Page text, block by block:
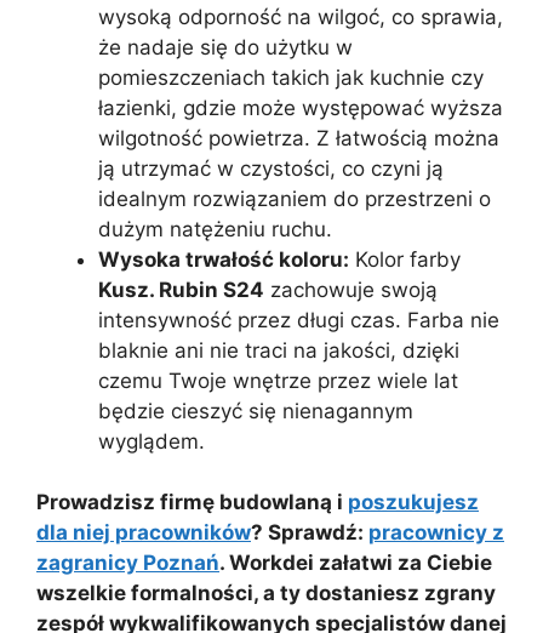
wysoką odporność na wilgoć, co sprawia,
że nadaje się do użytku w
pomieszczeniach takich jak kuchnie czy
łazienki, gdzie może występować wyższa
wilgotność powietrza. Z łatwością można
ją utrzymać w czystości, co czyni ją
idealnym rozwiązaniem do przestrzeni o
dużym natężeniu ruchu.
Wysoka trwałość koloru: Kolor farby
Kusz. Rubin S24 zachowuje swoją
intensywność przez długi czas. Farba nie
blaknie ani nie traci na jakości, dzięki
czemu Twoje wnętrze przez wiele lat
będzie cieszyć się nienagannym
wyglądem.
Prowadzisz firmę budowlaną i poszukujesz
dla niej pracowników? Sprawdź: pracownicy z
zagranicy Poznań. Workdei załatwi za Ciebie
wszelkie formalności, a ty dostaniesz zgrany
zespół wykwalifikowanych specjalistów danej